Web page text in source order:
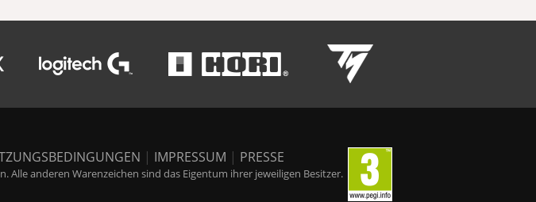
| IMPRESSUM | PRESSE
Alle anderen Warenzeichen sind das Eigentum ihrer jeweiligen Besitzer.